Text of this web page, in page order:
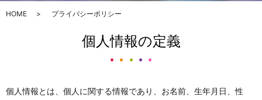
HOME プライバシーポリシー
個人情報の定義
個人情報とは、個人に関する情報であり、お名前、生年月日、性